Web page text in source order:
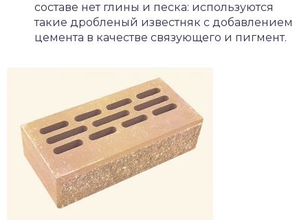
составе нет глины и песка: используются
такие дробленый известняк с добавлением
цемента в качестве связующего и пигмент.